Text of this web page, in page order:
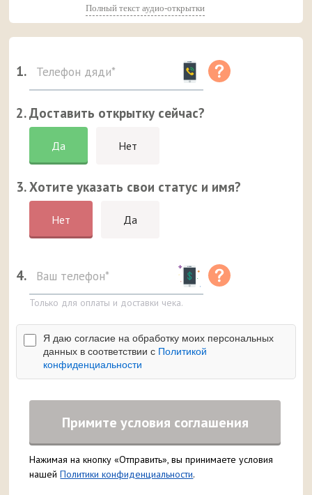
Полный текст аудио-открытки
1.
2. Доставить открытку сейчас?
Да Нет
3. Хотите указать свои статус и имя?
Нет Да
4.
Только для оплаты и доставки чека.
Я даю согласие на обработку моих персональных
данных в соответствии с Политикой
конфиденциальности
Примите условия соглашения
Нажимая на кнопку «Отправить», вы принимаете условия
нашейПолитики конфиденциальности.